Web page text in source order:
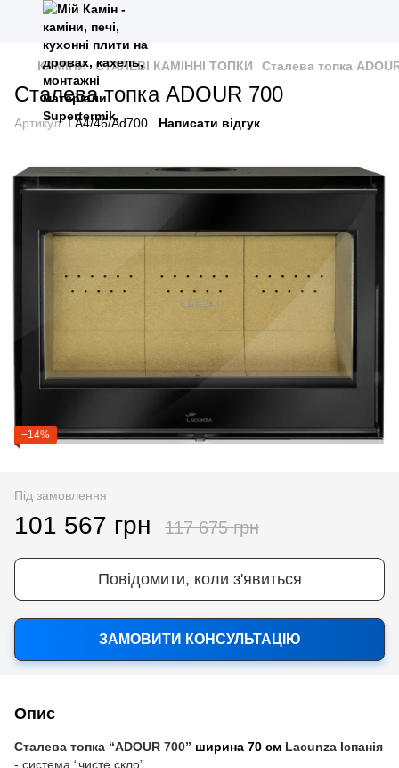
КАМІНИ СТАЛЕВІ КАМІННІ ТОПКИ Сталева топка
Сталева топка ADOUR 700
Артикул:LA4/46/Ad700 Написати відгук
−14%
Під замовлення
101 567 грн 117 675 грн
Повідомити, коли з'явиться
ЗАМОВИТИ КОНСУЛЬТАЦІЮ
Опис
Сталева топка “ADOUR 700” ширина 70 см Lacunza Іспанія
- система “чисте скло”